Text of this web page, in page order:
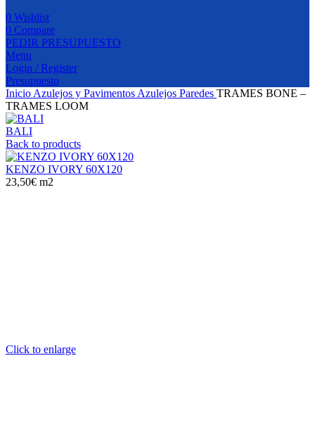
0 Wishlist
0 Compare
PEDIR PRESUPUESTO
Menu
Login / Register
Presupuesto
Inicio Azulejos y Pavimentos Azulejos Paredes TRAMES BONE –
TRAMES LOOM
BALI
Back to products
KENZO IVORY 60X120
23,50€ m2
Click to enlarge